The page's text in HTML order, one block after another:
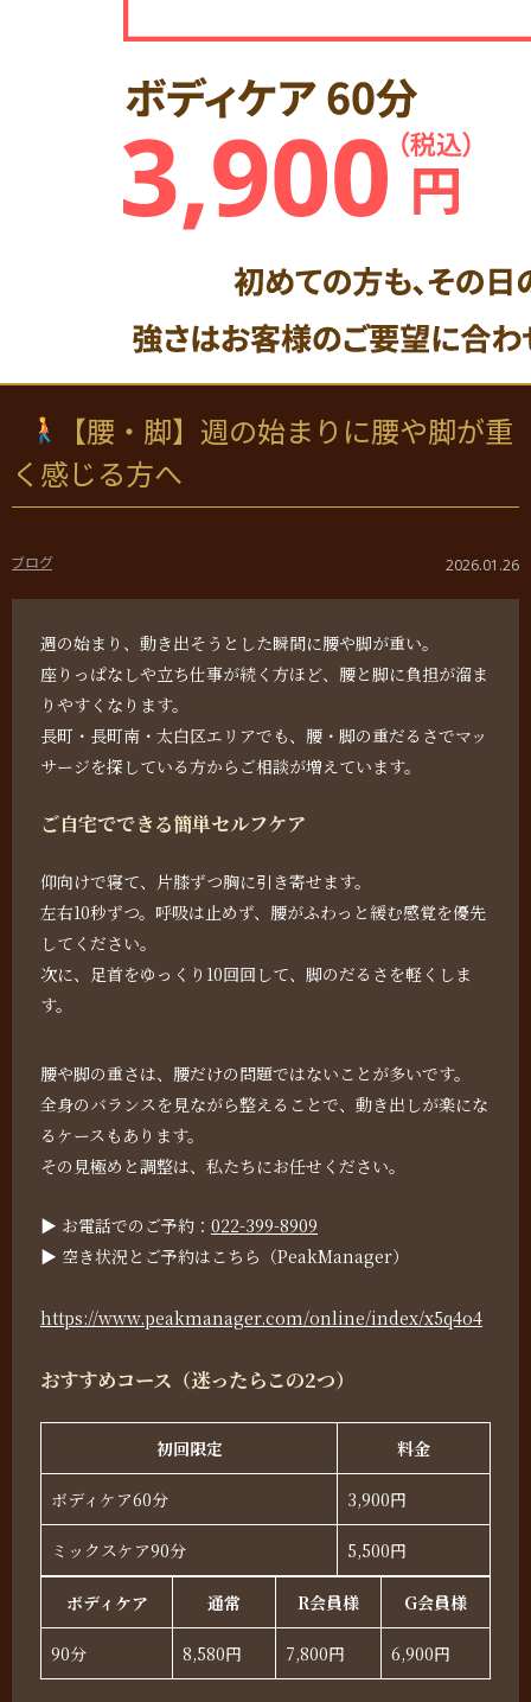
【腰・脚】週の始まりに腰や脚が重
く感じる方へ
ブログ 2026.01.26
週の始まり、動き出そうとした瞬間に腰や脚が重い。
座りっぱなしや立ち仕事が続く方ほど、腰と脚に負担が溜ま
りやすくなります。
長町・長町南・太白区エリアでも、腰・脚の重だるさでマッ
サージを探している方からご相談が増えています。
ご自宅でできる簡単セルフケア
仰向けで寝て、片膝ずつ胸に引き寄せます。
左右10秒ずつ。呼吸は止めず、腰がふわっと緩む感覚を優先
してください。
次に、足首をゆっくり10回回して、脚のだるさを軽くしま
す。
腰や脚の重さは、腰だけの問題ではないことが多いです。
全身のバランスを見ながら整えることで、動き出しが楽にな
るケースもあります。
その見極めと調整は、私たちにお任せください。
▶ お電話でのご予約： 022-399-8909
▶ 空き状況とご予約はこちら（PeakManager）
https://www.peakmanager.com/online/index/x5q4o4
おすすめコース（迷ったらこの2つ）
初回限定 料金
ボディケア60分 3,900円
ミックスケア90分 5,500円
ボディケア 通常 R会員様 G会員様
90分 8,580円 7,800円 6,900円